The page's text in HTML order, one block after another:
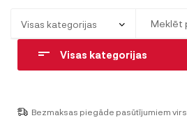
Visas kategorijas
Bezmaksas piegāde pasūtījumiem virs